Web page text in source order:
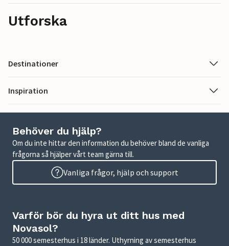
Utforska
Destinationer
Inspiration
Behöver du hjälp?
Om du inte hittar den information du behöver bland de vanliga
frågorna så hjälper vårt team gärna till.
Vanliga frågor, hjälp och support
Varför bör du hyra ut ditt hus med
Novasol?
50 000 semesterhus i 18 länder. Uthyrning av semesterhus